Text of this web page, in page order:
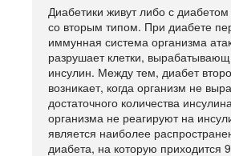
Диабетики живут либо с
со вторым типом. При диабете
иммунная система организма
разрушает клетки,
инсулин. Между тем, диабет
возникает, когда организм не
достаточного количества
организма не реагируют на
является наиболее
диабета, на которую приходится